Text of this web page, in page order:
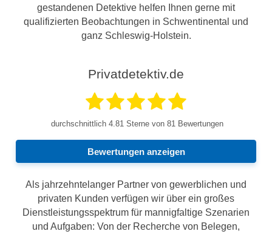
gestandenen Detektive helfen Ihnen gerne mit
qualifizierten Beobachtungen in Schwentinental und
ganz Schleswig-Holstein.
Privatdetektiv.de
durchschnittlich 4.81 Sterne von 81 Bewertungen
Bewertungen anzeigen
Als jahrzehntelanger Partner von gewerblichen und
privaten Kunden verfügen wir über ein großes
Dienstleistungsspektrum für mannigfaltige Szenarien
und Aufgaben: Von der Recherche von Belegen,